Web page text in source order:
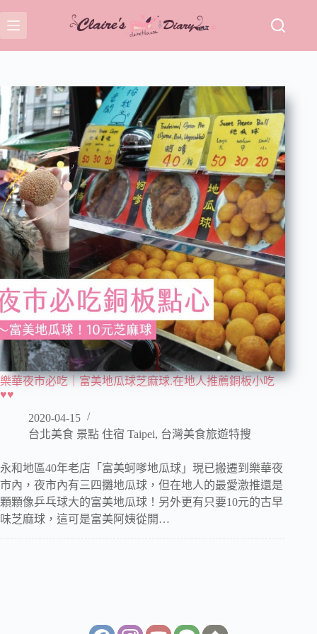
至
主
容
樂華夜市必吃｜富美地瓜球芝麻球.在地人推薦銅板小吃
♥♥
2020-04-15
台北美食 景點 住宿 Taipei, 台灣美食旅遊特搜
永和地區40年老店「富美蚵嗲地瓜球」現已搬遷到樂華夜
市內，夜市內有三四攤地瓜球，但在地人的最愛激推還是
顆顆像乒乓球大的富美地瓜球！另外更有只要10元的古早
味芝麻球，這可是富美阿姨從開…